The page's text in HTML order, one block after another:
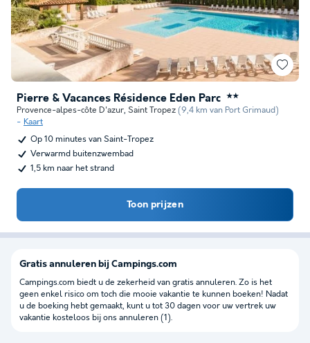
Pierre & Vacances Résidence Eden Parc ★★
Provence-alpes-côte D'azur, Saint Tropez (9,4 km van Port Grimaud)
Kaart
Op 10 minutes van Saint-Tropez
Verwarmd buitenzwembad
1,5 km naar het strand
Toon prijzen
Gratis annuleren bij Campings.com
Campings.com biedt u de zekerheid van gratis annuleren. Zo is het
geen enkel risico om toch die mooie vakantie te kunnen boeken! Nadat
u de boeking hebt gemaakt, kunt u tot 30 dagen voor uw vertrek uw
vakantie kosteloos bij ons annuleren (1).